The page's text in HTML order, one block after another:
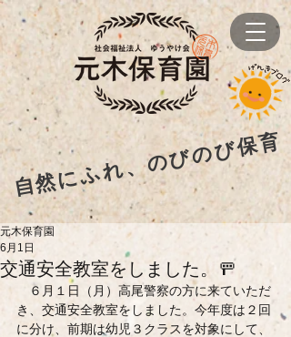
自然にふれ、のびのび保育
交通安全教室をしました。🚥
元木保育園
6月1日
６月１日（月）高尾警察の方に来ていただ
き、交通安全教室をしました。今年度は２回
に分け、前期は幼児３クラスを対象にして、